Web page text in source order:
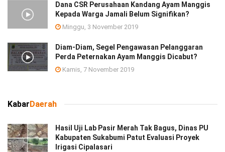
Dana CSR Perusahaan Kandang Ayam Manggis
Kepada Warga Jamali Belum Signifikan?
Minggu, 3 November 2019
Diam-Diam, Segel Pengawasan Pelanggaran
Perda Peternakan Ayam Manggis Dicabut?
Kamis, 7 November 2019
Kabar Daerah
Hasil Uji Lab Pasir Merah Tak Bagus, Dinas PU
Kabupaten Sukabumi Patut Evaluasi Proyek
Irigasi Cipalasari